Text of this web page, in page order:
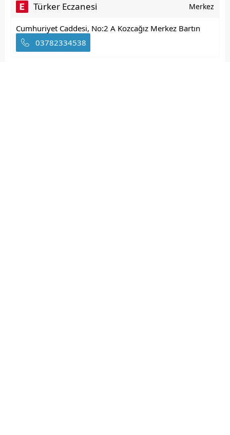
Türker Eczanesi Merkez
Cumhuriyet Caddesi, No:2 A Kozcağız Merkez Bartın
03782334538